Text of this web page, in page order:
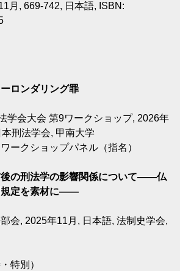
月, 669-742, 日本語, ISBN:
ロンダリング罪
学会大会 第9ワークショップ, 2026年
刑法学会, 甲南大学
ークショップパネル（指名）
後の刑法学の影響関係について――仏
規定を素材に――
会, 2025年11月, 日本語, 法制史学会,
特別）